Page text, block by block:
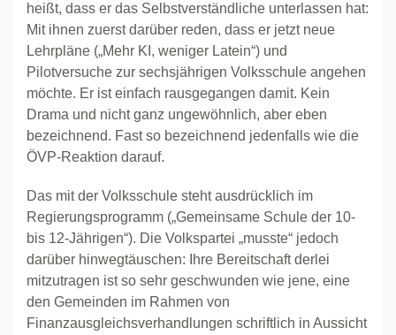
heißt, dass er das Selbstverständliche unterlassen hat:
Mit ihnen zuerst darüber reden, dass er jetzt neue
Lehrpläne („Mehr KI, weniger Latein“) und
Pilotversuche zur sechsjährigen Volksschule angehen
möchte. Er ist einfach rausgegangen damit. Kein
Drama und nicht ganz ungewöhnlich, aber eben
bezeichnend. Fast so bezeichnend jedenfalls wie die
ÖVP-Reaktion darauf.
Das mit der Volksschule steht ausdrücklich im
Regierungsprogramm („Gemeinsame Schule der 10-
bis 12-Jährigen“). Die Volkspartei „musste“ jedoch
darüber hinwegtäuschen: Ihre Bereitschaft derlei
mitzutragen ist so sehr geschwunden wie jene, eine
den Gemeinden im Rahmen von
Finanzausgleichsverhandlungen schriftlich in Aussicht